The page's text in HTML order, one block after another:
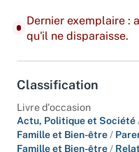
Dernier exemplaire :
qu'il ne disparaisse.
Classification
Livre d'occasion
Actu, Politique et Société
Famille et Bien-être /